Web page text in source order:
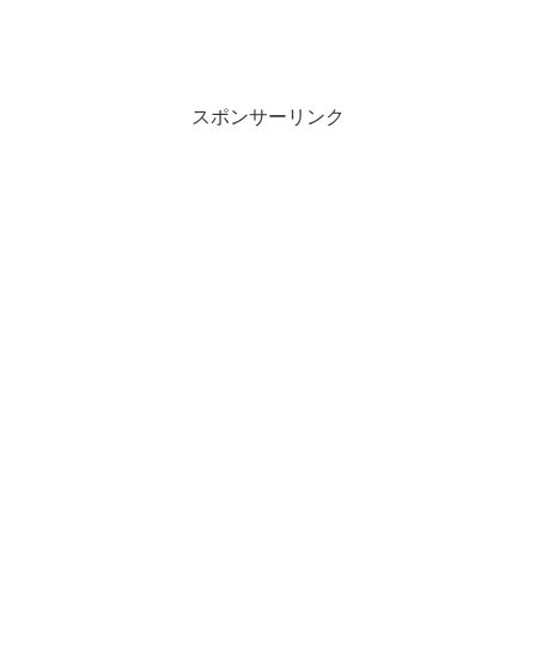
スポンサーリンク